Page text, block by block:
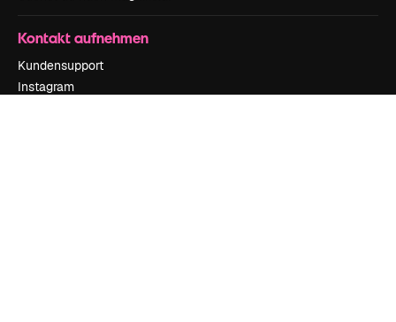
Kontakt aufnehmen
Kundensupport
Instagram